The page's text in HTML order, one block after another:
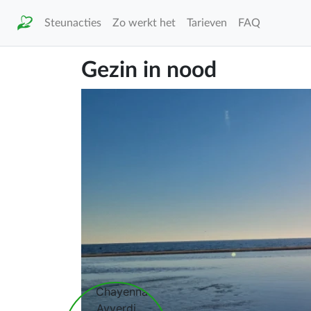
Steunacties Zo werkt het Tarieven FAQ
Gezin in nood